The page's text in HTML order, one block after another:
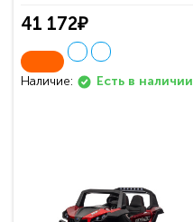
41 172₽
Наличие: Есть в наличии